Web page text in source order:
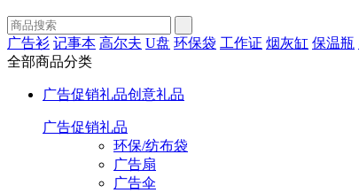
广告衫 记事本 高尔夫 U盘 环保袋 工作证 烟灰缸 保温瓶
全部商品分类
广告促销礼品创意礼品
广告促销礼品
环保/纺布袋
广告扇
广告伞